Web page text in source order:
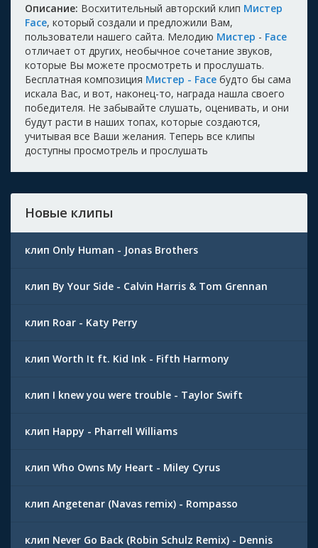
Описание: Восхитительный авторский клип Мистер
Face, который создали и предложили Вам,
пользователи нашего сайта. Мелодию Мистер - Face
отличает от других, необычное сочетание звуков,
которые Вы можете просмотреть и прослушать.
Бесплатная композиция Мистер - Face будто бы сама
искала Вас, и вот, наконец-то, награда нашла своего
победителя. Не забывайте слушать, оценивать, и они
будут расти в наших топах, которые создаются,
учитывая все Ваши желания. Теперь все клипы
доступны просмотрель и прослушать
Новые клипы
клип Only Human - Jonas Brothers
клип By Your Side - Calvin Harris & Tom Grennan
клип Roar - Katy Perry
клип Worth It ft. Kid Ink - Fifth Harmony
клип I knew you were trouble - Taylor Swift
клип Happy - Pharrell Williams
клип Who Owns My Heart - Miley Cyrus
клип Angetenar (Navas remix) - Rompasso
клип Never Go Back (Robin Schulz Remix) - Dennis